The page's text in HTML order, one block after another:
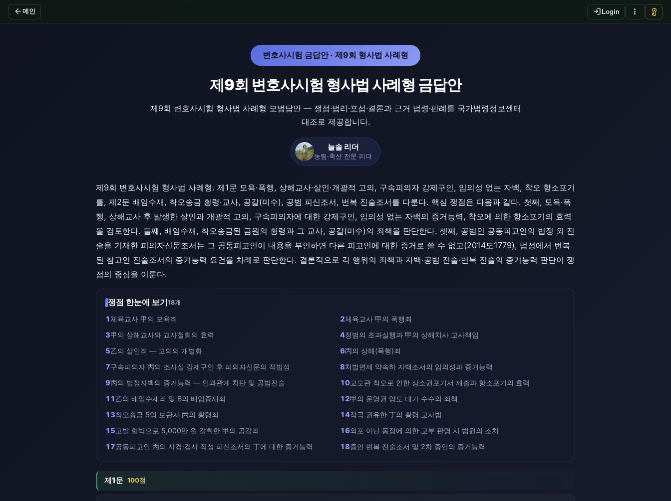
arrow_back 메인 login Login more_vert vpn_key
변호사시험 금답안 · 제9회 형사법 사례형
제9회 변호사시험 형사법 사례형 금답안
제9회 변호사시험 형사법 사례형 모범답안 — 쟁점·법리·포섭·결론과 근거 법령·판례를 국가법령정보센터
대조로 제공합니다.
늘솔 리더
농림·축산 전문 리더
제9회 변호사시험 형사법 사례형. 제1문 모욕·폭행, 상해교사·살인·개괄적 고의, 구속피의자 강제구인, 임의성 없는 자백, 착오 항소포기
를, 제2문 배임수재, 착오송금 횡령·교사, 공갈(미수), 공범 피신조서, 번복 진술조서를 다룬다. 핵심 쟁점은 다음과 같다. 첫째, 모욕·폭
행, 상해교사 후 발생한 살인과 개괄적 고의, 구속피의자에 대한 강제구인, 임의성 없는 자백의 증거능력, 착오에 의한 항소포기의 효력
을 검토한다. 둘째, 배임수재, 착오송금된 금원의 횡령과 그 교사, 공갈(미수)의 죄책을 판단한다. 셋째, 공범인 공동피고인의 법정 외 진
술을 기재한 피의자신문조서는 그 공동피고인이 내용을 부인하면 다른 피고인에 대한 증거로 쓸 수 없고(2014도1779), 법정에서 번복
된 참고인 진술조서의 증거능력 요건을 차례로 판단한다. 결론적으로 각 행위의 죄책과 자백·공범 진술·번복 진술의 증거능력 판단이 쟁
점의 중심을 이룬다.
쟁점 한눈에 보기18개
1체육교사 甲의 모욕죄 2체육교사 甲의 폭행죄
3甲의 상해교사와 교사철회의 효력 4정범의 초과실행과 甲의 상해치사 교사책임
5乙의 살인죄 — 고의의 개별화 6丙의 상해(폭행)죄
7구속피의자 丙의 조사실 강제구인 후 피의자신문의 적법성 8처벌면제 약속하 자백조서의 임의성과 증거능력
9丙의 법정자백의 증거능력 — 인과관계 차단 및 공범진술 10교도관 착오로 인한 상소권포기서 제출과 항소포기의 효력
11乙의 배임수재죄 및 B의 배임증재죄 12甲의 운영권 양도 대가 수수의 죄책
13착오송금 5억 보관자 丙의 횡령죄 14적극 권유한 丁의 횡령 교사범
15고발 협박으로 5,000만 원 갈취한 甲의 공갈죄 16외포 아닌 동정에 의한 교부 판명 시 법원의 조치
17공동피고인 丙의 사경·검사 작성 피신조서의 丁에 대한 증거능력 18증언 번복 진술조서 및 2차 증언의 증거능력
제1문 100점